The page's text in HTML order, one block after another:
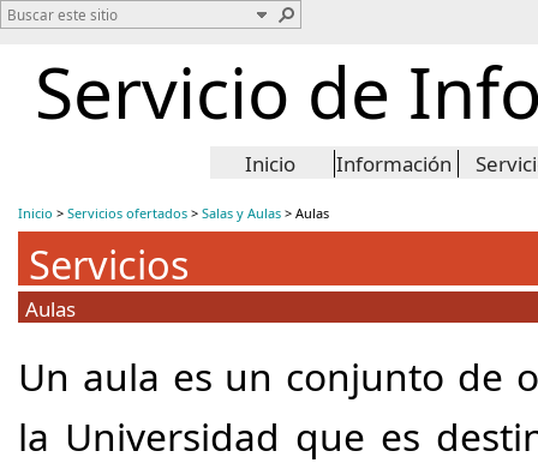
Servicio de
Inicio Información
Inicio > Servicios ofertados > Salas y Aulas > Aulas
Servicios
Aulas
Un aula es un conjunto de
la Universidad que es